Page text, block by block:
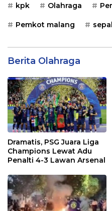
kpk Olahraga
Pemkot malang
Berita Olahraga
Dramatis, PSG Juara Liga
Champions Lewat Adu
Penalti 4-3 Lawan Arsenal